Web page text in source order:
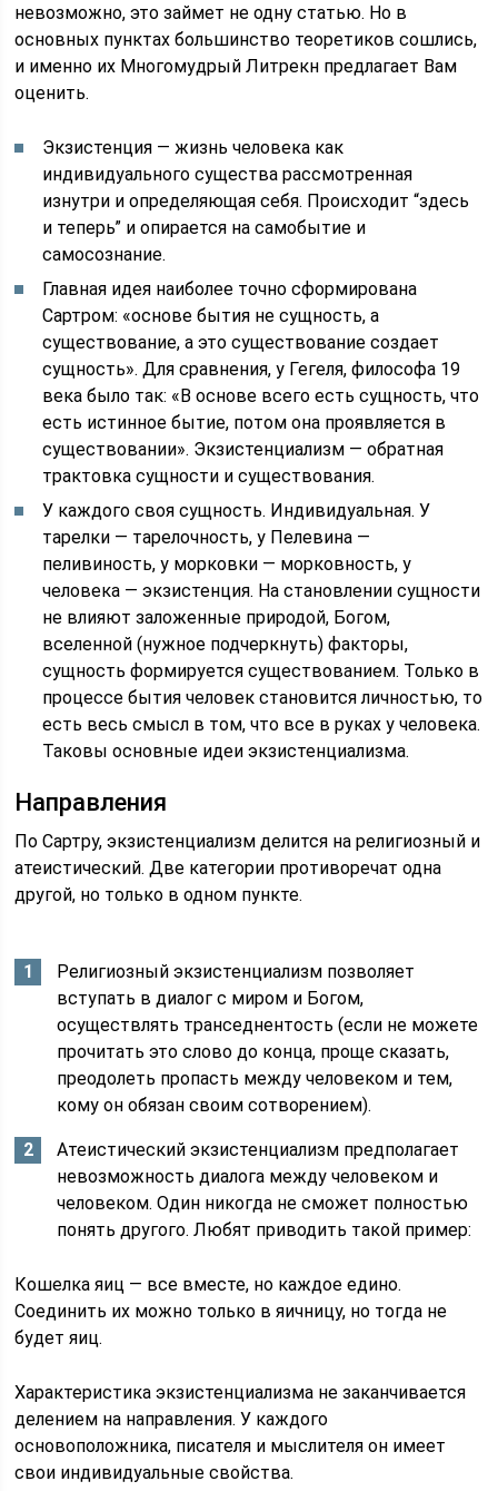
невозможно, это займет не одну статью. Но в
основных пунктах большинство теоретиков сошлись,
и именно их Многомудрый Литрекн предлагает Вам
оценить.
Экзистенция — жизнь человека как
индивидуального существа рассмотренная
изнутри и определяющая себя. Происходит “здесь
и теперь” и опирается на самобытие и
самосознание.
Главная идея наиболее точно сформирована
Сартром: «основе бытия не сущность, а
существование, а это существование создает
сущность». Для сравнения, у Гегеля, философа 19
века было так: «В основе всего есть сущность, что
есть истинное бытие, потом она проявляется в
существовании». Экзистенциализм — обратная
трактовка сущности и существования.
У каждого своя сущность. Индивидуальная. У
тарелки — тарелочность, у Пелевина —
пеливиность, у морковки — морковность, у
человека — экзистенция. На становлении сущности
не влияют заложенные природой, Богом,
вселенной (нужное подчеркнуть) факторы,
сущность формируется существованием. Только в
процессе бытия человек становится личностью, то
есть весь смысл в том, что все в руках у человека.
Таковы основные идеи экзистенциализма.
Направления
По Сартру, экзистенциализм делится на религиозный и
атеистический. Две категории противоречат одна
другой, но только в одном пункте.
Религиозный экзистенциализм позволяет
вступать в диалог с миром и Богом,
осуществлять транседнентость (если не можете
прочитать это слово до конца, проще сказать,
преодолеть пропасть между человеком и тем,
кому он обязан своим сотворением).
Атеистический экзистенциализм предполагает
невозможность диалога между человеком и
человеком. Один никогда не сможет полностью
понять другого. Любят приводить такой пример:
Кошелка яиц — все вместе, но каждое едино.
Соединить их можно только в яичницу, но тогда не
будет яиц.
Характеристика экзистенциализма не заканчивается
делением на направления. У каждого
основоположника, писателя и мыслителя он имеет
свои индивидуальные свойства.